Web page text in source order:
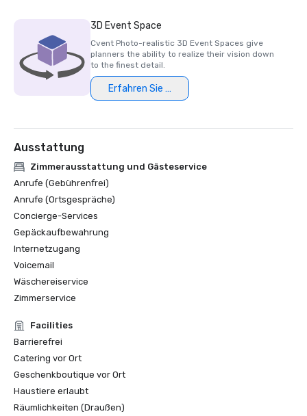
o 2 Jahre in Folge zeichnet Golf World, Reader's Choice,
die 50 besten Golfresorts in den USA aus.
o GOLF Magazine, Silbermedaille Premier Resort
o Celebrated Living Magazine, #6 auf der Liste der 20
besten Golfplätze in den USA, Fazio Canyons
o 2 Jahre in Folge, Golf Digest #50, Outstanding Design,
3D Event Space
Cvent Photo-realistic 3D Event Spaces give
planners the ability to realize their vision down
to the finest detail.
Erfahren Sie mehr
Ausstattung
Zimmerausstattung und Gästeservice
Anrufe (Gebührenfrei)
Anrufe (Ortsgespräche)
Concierge-Services
Gepäckaufbewahrung
Internetzugang
Voicemail
Wäschereiservice
Zimmerservice
Facilities
Barrierefrei
Catering vor Ort
Geschenkboutique vor Ort
Haustiere erlaubt
Räumlichkeiten (Draußen)